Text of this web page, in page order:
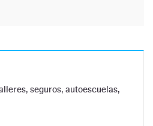
seguros, autoescuelas,